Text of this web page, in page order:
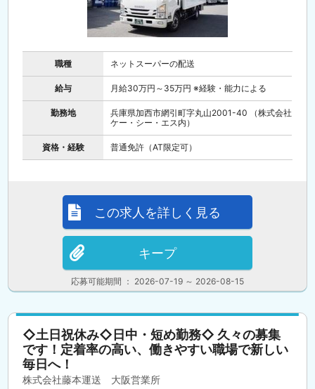
職種 ネットスーパーの配送
給与 月給30万円～35万円 ※経験・能力による
勤務地
兵庫県加西市網引町字丸山2001-40 （株式会社
ケー・シー・エス内）
資格・経験 普通免許（AT限定可）
応募可能期間 ： 2026-07-19 ～ 2026-08-15
この求人を詳しく見る
キープ
◇土日祝休み◇日中・短め勤務◇ 久々の募集
です！定着率の高い、働きやすい職場で新しい
毎日へ！
株式会社藤本運送 大阪営業所